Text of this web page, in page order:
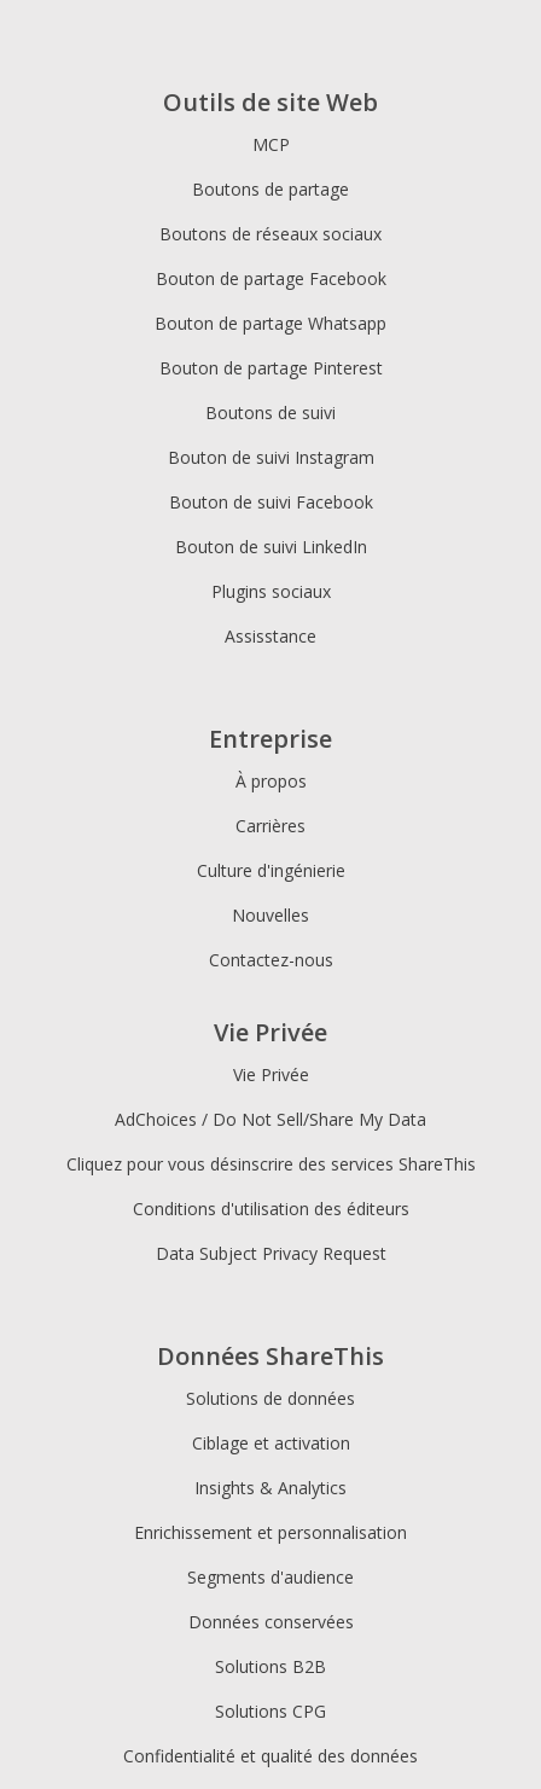
Outils de site Web
MCP
Boutons de partage
Boutons de réseaux sociaux
Bouton de partage Facebook
Bouton de partage Whatsapp
Bouton de partage Pinterest
Boutons de suivi
Bouton de suivi Instagram
Bouton de suivi Facebook
Bouton de suivi LinkedIn
Plugins sociaux
Assisstance
Données ShareThis
Solutions de données
Ciblage et activation
Insights & Analytics
Enrichissement et personnalisation
Segments d'audience
Données conservées
Solutions B2B
Solutions CPG
Confidentialité et qualité des données
Entreprise
À propos
Carrières
Culture d'ingénierie
Nouvelles
Contactez-nous
Vie Privée
Vie Privée
AdChoices / Do Not Sell/Share My Data
Cliquez pour vous désinscrire des services ShareThis
Conditions d'utilisation des éditeurs
Data Subject Privacy Request